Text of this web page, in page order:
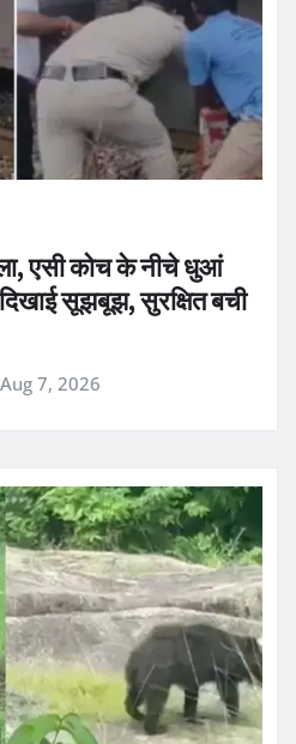
एसी कोच के नीचे धुआं
सूझबूझ, सुरक्षित बची
Aug 7, 2026